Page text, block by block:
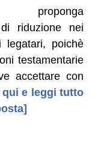
di riduzione nei
poichè
testamentarie
accettare con
e leggi tutto